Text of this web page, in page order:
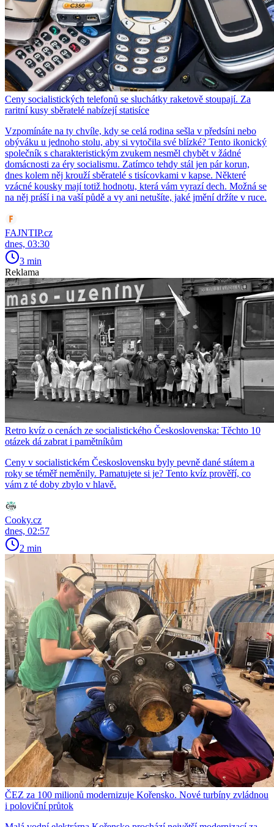
Ceny socialistických telefonů se sluchátky raketově stoupají. Za
raritní kusy sběratelé nabízejí statisíce
Vzpomínáte na ty chvíle, kdy se celá rodina sešla v předsíni nebo
obýváku u jednoho stolu, aby si vytočila své blízké? Tento ikonický
společník s charakteristickým zvukem nesměl chybět v žádné
domácnosti za éry socialismu. Zatímco tehdy stál jen pár korun,
dnes kolem něj krouží sběratelé s tisícovkami v kapse. Některé
vzácné kousky mají totiž hodnotu, která vám vyrazí dech. Možná se
na něj práší i na vaší půdě a vy ani netušíte, jaké jmění držíte v ruce.
FAJNTIP.cz
dnes, 03:30
3 min
Reklama
Retro kvíz o cenách ze socialistického Československa: Těchto 10
otázek dá zabrat i pamětníkům
Ceny v socialistickém Československu byly pevně dané státem a
roky se téměř neměnily. Pamatujete si je? Tento kvíz prověří, co
vám z té doby zbylo v hlavě.
Cooky.cz
dnes, 02:57
2 min
ČEZ za 100 milionů modernizuje Kořensko. Nové turbíny zvládnou
i poloviční průtok